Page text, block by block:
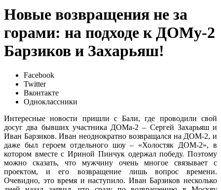
Новые возвращения не за
горами: на подходе к ДОМу-2
Барзиков и Захарьяш!
Facebook
Twitter
Вконтакте
Одноклассники
Интересные новости пришли с Бали, где проводили свой
досуг два бывших участника ДОМа-2 – Сергей Захарьяш и
Иван Барзиков. Иван неоднократно возвращался на ДОМ-2, и
даже был героем отдельного шоу – «Холостяк ДОМ-2», в
котором вместе с Ириной Пинчук одержал победу. Поэтому
можно сказать, что мужчину очень многое связывает с
проектом, и его возвращение лишь вопрос времени.
Очевидно, это время и наступило. Иван Барзиков несколько